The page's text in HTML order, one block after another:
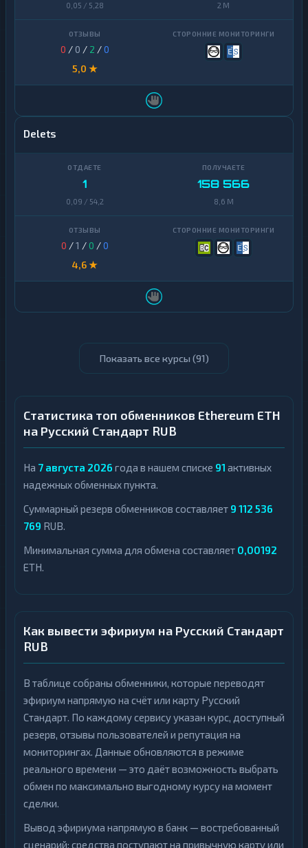
0,05 / 5,28 2 M
0 / 0 / 2 /0
5,0 ★
Delets
1
0,09 / 54,2
158 566
8,6 M
0 /1 /0 /0
4,6 ★
Показать все курсы (91)
Статистика топ обменников Ethereum ETH
на Русский Стандарт RUB
На 7 августа 2026 года в нашем списке 91 активных
надежных обменных пункта.
Суммарный резерв обменников составляет 9 112 536
769 RUB.
Минимальная сумма для обмена составляет 0,00192
ETH.
Как вывести эфириум на Русский Стандарт
RUB
В таблице собраны обменники, которые переводят
эфириум напрямую на счёт или карту Русский
Стандарт. По каждому сервису указан курс, доступный
резерв, отзывы пользователей и репутация на
мониторингах. Данные обновляются в режиме
реального времени — это даёт возможность выбрать
обмен по максимально выгодному курсу на момент
сделки.
Вывод эфириума напрямую в банк — востребованный
сценарий: средства поступают на привычную карту или